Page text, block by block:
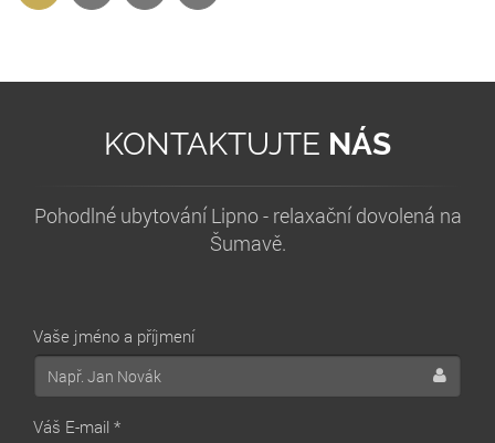
KONTAKTUJTE NÁS
Pohodlné ubytování Lipno - relaxační dovolená na
Šumavě.
Vaše jméno a příjmení
Váš E-mail *